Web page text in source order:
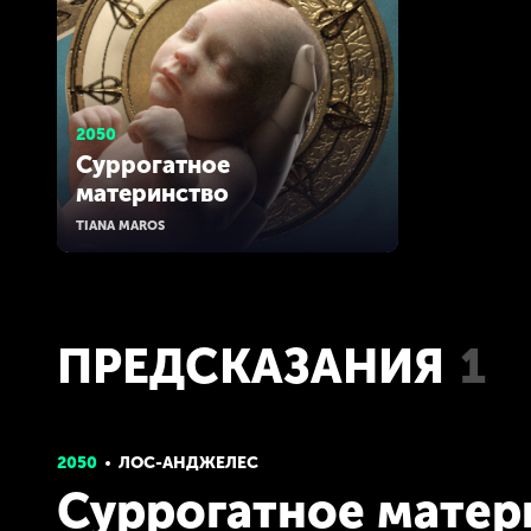
2050
Суррогатное
материнство
TIANA MAROS
ПРЕДСКАЗАНИЯ 1
2050 ЛОС-АНДЖЕЛЕС
Суррогатное